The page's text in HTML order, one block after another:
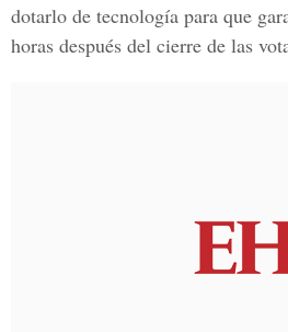
dotarlo de tecnología para que
horas después del cierre de las